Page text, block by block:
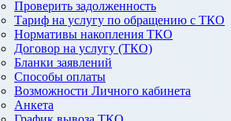
Проверить задолженность
Тариф на услугу по обращению с ТКО
Нормативы накопления ТКО
Договор на услугу (ТКО)
Бланки заявлений
Способы оплаты
Возможности Личного кабинета
Анкета